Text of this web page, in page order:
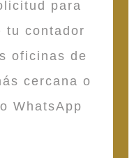
para
tu contador
oficinas de
cercana o
WhatsApp